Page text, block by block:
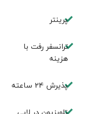
پرینتر
ترانسفر رفت با
هزینه
پذیرش 24 ساعته